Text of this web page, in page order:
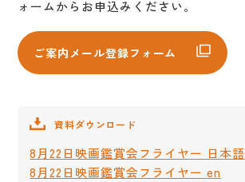
ォームからお申込みください。
ご案内メール登録フォーム
資料ダウンロード
8月22日映画鑑賞会フライヤー 日本語
8月22日映画鑑賞会フライヤー en